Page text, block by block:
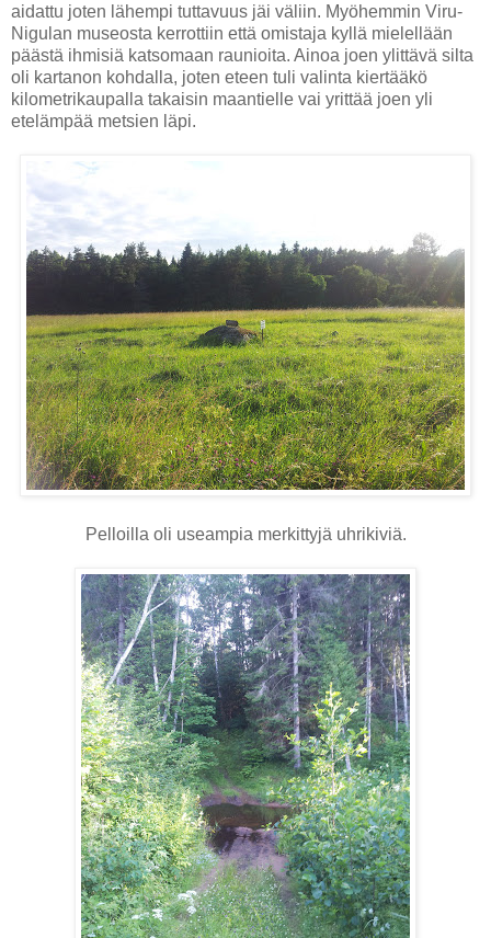
aidattu joten lähempi tuttavuus jäi väliin. Myöhemmin Viru-
Nigulan museosta kerrottiin että omistaja kyllä mielellään
päästä ihmisiä katsomaan raunioita. Ainoa joen ylittävä silta
oli kartanon kohdalla, joten eteen tuli valinta kiertääkö
kilometrikaupalla takaisin maantielle vai yrittää joen yli
etelämpää metsien läpi.
Pelloilla oli useampia merkittyjä uhrikiviä.